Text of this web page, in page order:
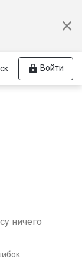
Войти
ничего